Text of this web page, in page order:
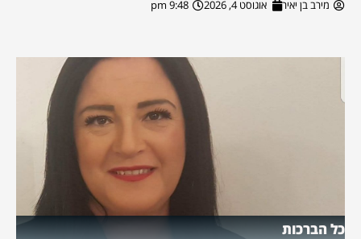
מירב בן יאיר אוגוסט 4, 2026 9:48 pm
כל הברכות